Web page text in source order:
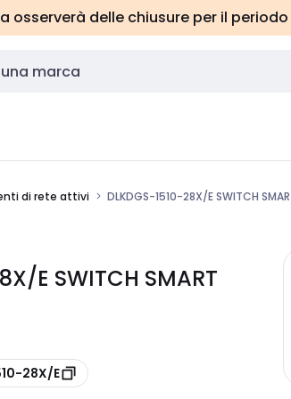
osserverà delle chiusure per il
di rete attivi DLKDGS-1510-28X/E SWITCH
E SWITCH SMART
28X/E